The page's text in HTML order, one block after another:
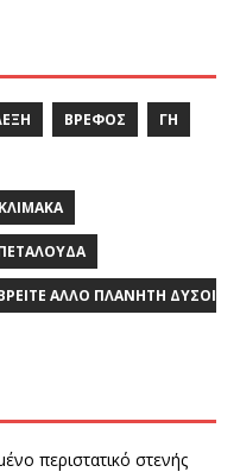
ΒΡΈΦΟΣ ΓΗ
ΒΡΕΙΤΕ ΑΛΛΟ ΠΛΑΝΗΤΗ
περιστατικό στενής